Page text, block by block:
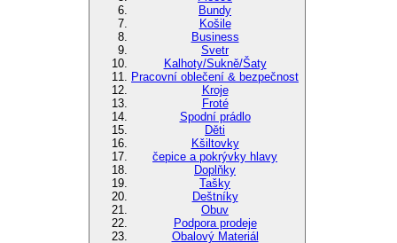
Bundy
Košile
Business
Svetr
Kalhoty/Sukně/Šaty
Pracovní oblečení & bezpečnost
Kroje
Froté
Spodní prádlo
Děti
Kšiltovky
čepice a pokrývky hlavy
Doplňky
Tašky
Deštníky
Obuv
Podpora prodeje
Obalový Materiál